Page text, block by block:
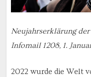
Neujahrserklärung
Infomail 1208, 1.
2022 wurde die Welt